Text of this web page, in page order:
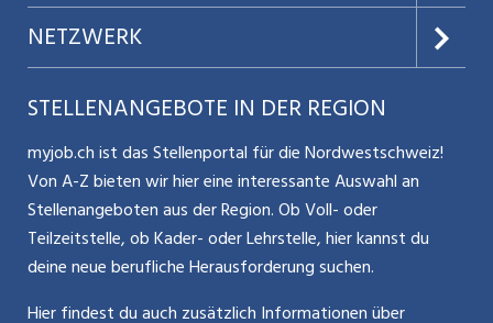
Datenschutz
Nutzungsbedingungen
Glossar
Kontakt
Impressum
Jobs verwalten
Benutzermanual
Bewerber-Cockpit
Teilzeit / Flexible Arbeitsmodelle
Mitarbeiter 50+ / Pensionierung
Karriere allgemein
NETZWERK
Aargauerzeitung.ch
CH Media
ostjob.ch
zentraljob.ch
jobbasel.ch
STELLENANGEBOTE IN DER REGION
myjob.ch ist das Stellenportal für die Nordwestschweiz!
Von A-Z bieten wir hier eine interessante Auswahl an
Stellenangeboten aus der Region. Ob Voll- oder
Teilzeitstelle, ob Kader- oder Lehrstelle, hier kannst du
deine neue berufliche Herausforderung suchen.
Hier findest du auch zusätzlich Informationen über